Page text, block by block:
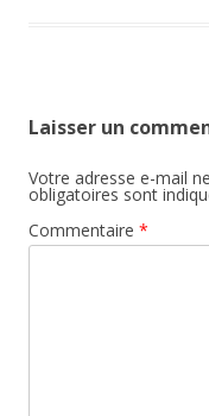
Laisser un
Votre adresse e-mail
obligatoires sont
Commentaire *